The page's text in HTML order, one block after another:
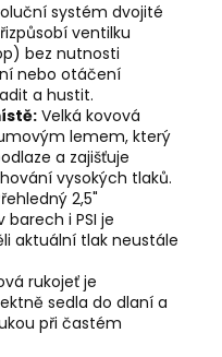
systém dvojité
ventilku
bez nutnosti
nebo otáčení
a hustit.
Velká kovová
lemem, který
a zajišťuje
vysokých tlaků.
2,5"
i PSI je
aktuální tlak neustále
rukojeť je
sedla do dlaní a
při častém